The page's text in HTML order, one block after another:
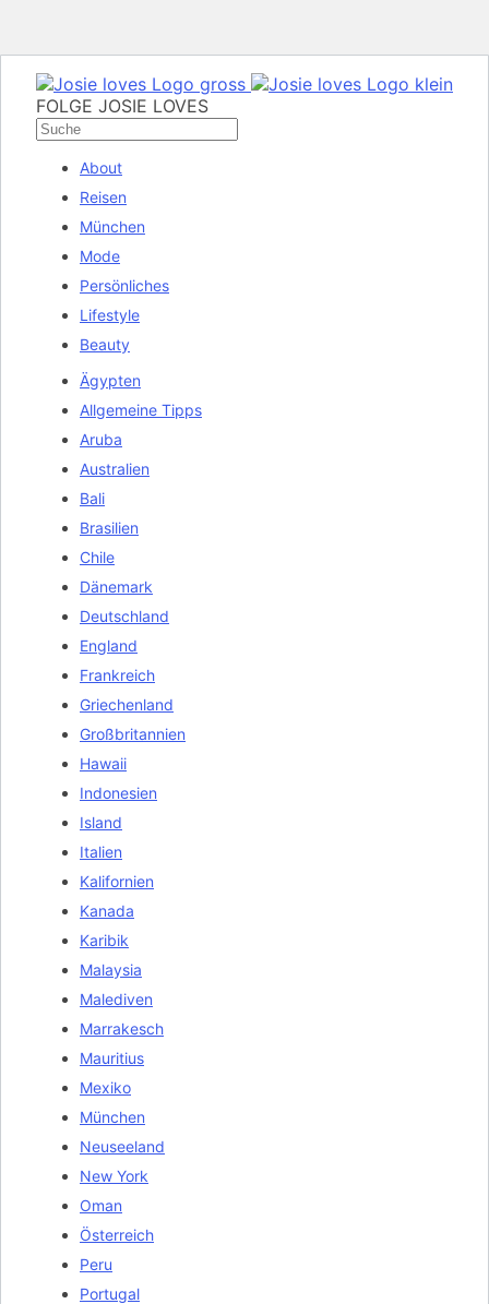
FOLGE JOSIE LOVES
About
Reisen
München
Mode
Persönliches
Lifestyle
Beauty
Ägypten
Allgemeine Tipps
Aruba
Australien
Bali
Brasilien
Chile
Dänemark
Deutschland
England
Frankreich
Griechenland
Großbritannien
Hawaii
Indonesien
Island
Italien
Kalifornien
Kanada
Karibik
Malaysia
Malediven
Marrakesch
Mauritius
Mexiko
München
Neuseeland
New York
Oman
Österreich
Peru
Portugal